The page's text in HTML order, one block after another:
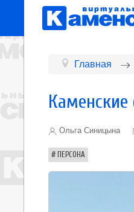
Главная
Каменские
Ольга Синицына
ПЕРСОНА